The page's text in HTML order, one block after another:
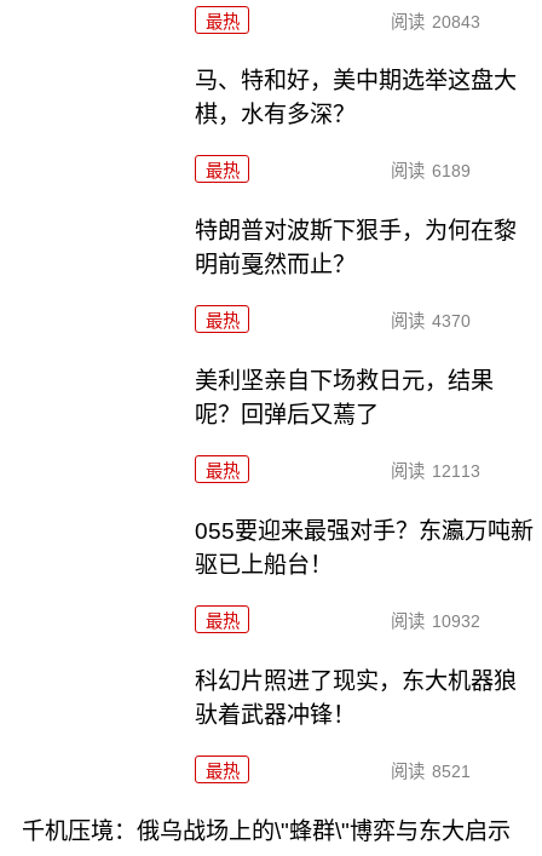
最热 阅读 20843
马、特和好，美中期选举这盘大
棋，水有多深？
最热 阅读 6189
特朗普对波斯下狠手，为何在黎
明前戛然而止？
最热 阅读 4370
美利坚亲自下场救日元，结果
呢？回弹后又蔫了
最热 阅读 12113
055要迎来最强对手？东瀛万吨新
驱已上船台！
最热 阅读 10932
科幻片照进了现实，东大机器狼
驮着武器冲锋！
最热 阅读 8521
千机压境：俄乌战场上的\"蜂群\"博弈与东大启示